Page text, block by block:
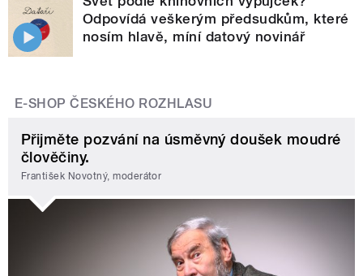
Odpovídá veškerým předsudkům, které
nosím hlavě, míní datový novinář
E-SHOP ČESKÉHO ROZHLASU
Přijměte pozvání na úsměvný doušek moudré
člověčiny.
František Novotný, moderátor